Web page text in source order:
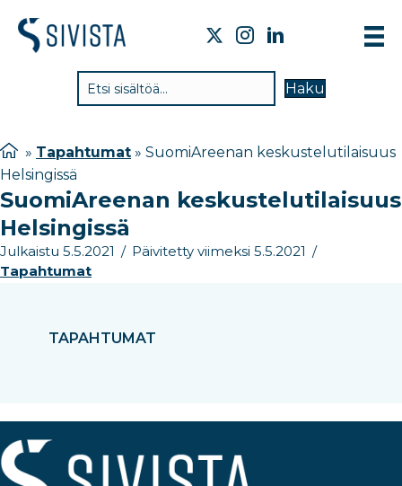
Haku
TAPAHTUMAT
» Tapahtumat » SuomiAreenan keskustelutilaisuus
Helsingissä
SuomiAreenan keskustelutilaisuus
Helsingissä
Julkaistu 5.5.2021 / Päivitetty viimeksi 5.5.2021 /
Tapahtumat